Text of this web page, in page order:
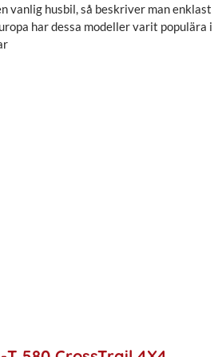
vanlig husbil, så beskriver man enklast
har dessa modeller varit populära i